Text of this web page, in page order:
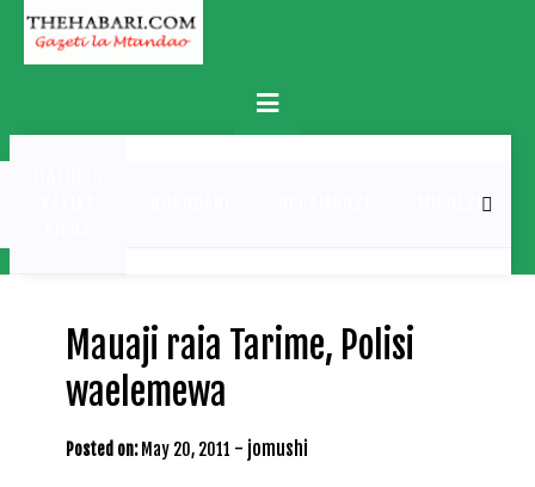
Skip
content
Primary
Menu
MICHEZO
Mauaji raia Tarime, Polisi
waelemewa
Posted on: May 20, 2011 - jomushi